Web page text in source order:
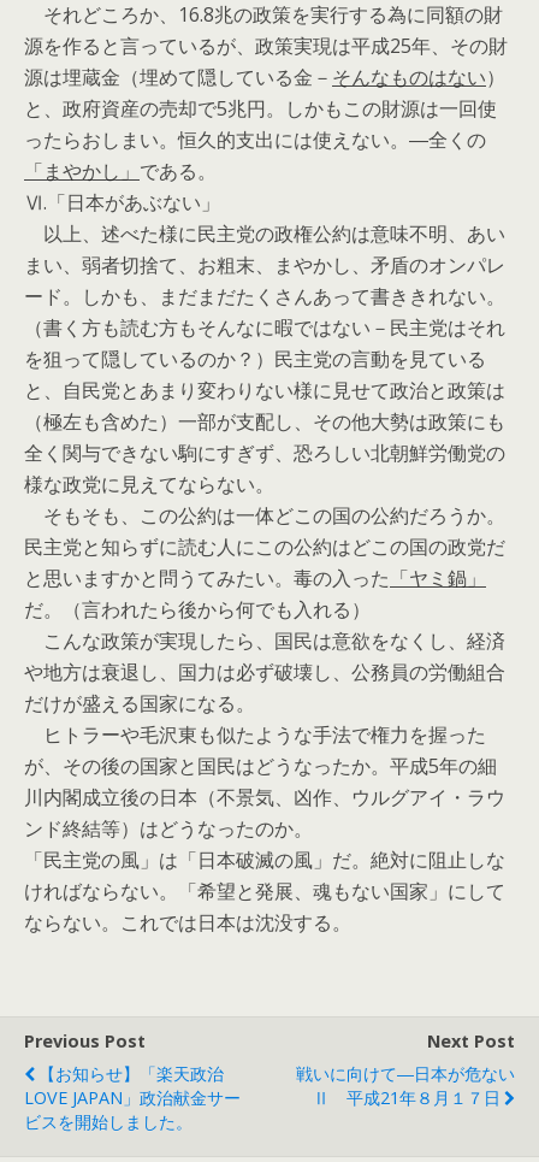
それどころか、16.8兆の政策を実行する為に同額の財
源を作ると言っているが、政策実現は平成25年、その財
源は埋蔵金（埋めて隠している金－ そんなものはない）
と、政府資産の売却で5兆円。しかもこの財源は一回使
ったらおしまい。恒久的支出には使えない。―全くの
「まやかし」 である。
Ⅵ.「日本があぶない」
以上、述べた様に民主党の政権公約は意味不明、あい
まい、弱者切捨て、お粗末、まやかし、矛盾のオンパレ
ード。しかも、まだまだたくさんあって書ききれない。
（書く方も読む方もそんなに暇ではない－民主党はそれ
を狙って隠しているのか？）民主党の言動を見ている
と、自民党とあまり変わりない様に見せて政治と政策は
（極左も含めた）一部が支配し、その他大勢は政策にも
全く関与できない駒にすぎず、恐ろしい北朝鮮労働党の
様な政党に見えてならない。
そもそも、この公約は一体どこの国の公約だろうか。
民主党と知らずに読む人にこの公約はどこの国の政党だ
と思いますかと問うてみたい。毒の入った 「ヤミ鍋」
だ。（言われたら後から何でも入れる）
こんな政策が実現したら、国民は意欲をなくし、経済
や地方は衰退し、国力は必ず破壊し、公務員の労働組合
だけが盛える国家になる。
ヒトラーや毛沢東も似たような手法で権力を握った
が、その後の国家と国民はどうなったか。平成5年の細
川内閣成立後の日本（不景気、凶作、ウルグアイ・ラウ
ンド終結等）はどうなったのか。
「民主党の風」は「日本破滅の風」だ。絶対に阻止しな
ければならない。「希望と発展、魂もない国家」にして
ならない。これでは日本は沈没する。
Previous Post
【お知らせ】「楽天政治
LOVE JAPAN」政治献金サー
ビスを開始しました。
Next Post
戦いに向けて―日本が危ない
Ⅱ 平成21年８月１７日